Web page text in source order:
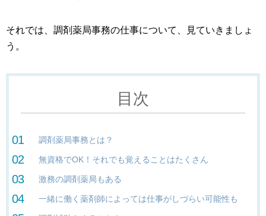
それでは、調剤薬局事務の仕事について、見ていきましょ
う。
目次
調剤薬局事務とは？
無資格でOK！それでも覚えることはたくさん
激務の調剤薬局もある
一緒に働く薬剤師によっては仕事がしづらい可能性も